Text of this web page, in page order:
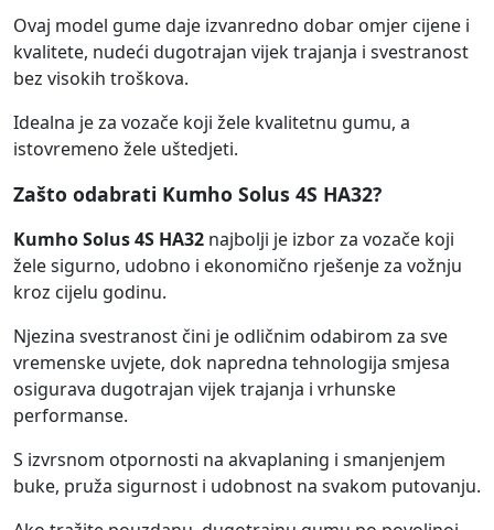
Ovaj model gume daje izvanredno dobar omjer cijene i
kvalitete, nudeći dugotrajan vijek trajanja i svestranost
bez visokih troškova.
Idealna je za vozače koji žele kvalitetnu gumu, a
istovremeno žele uštedjeti.
Zašto odabrati Kumho Solus 4S HA32?
Kumho Solus 4S HA32 najbolji je izbor za vozače koji
žele sigurno, udobno i ekonomično rješenje za vožnju
kroz cijelu godinu.
Njezina svestranost čini je odličnim odabirom za sve
vremenske uvjete, dok napredna tehnologija smjesa
osigurava dugotrajan vijek trajanja i vrhunske
performanse.
S izvrsnom otpornosti na akvaplaning i smanjenjem
buke, pruža sigurnost i udobnost na svakom putovanju.